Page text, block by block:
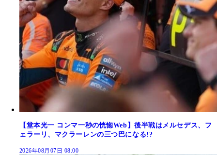
【堂本光一 コンマ一秒の恍惚Web】後半戦はメルセデス、フ
ェラーリ、マクラーレンの三つ巴になる!?
2026年08月07日 08:00